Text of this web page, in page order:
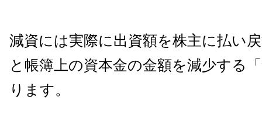
減資には実際に出資額を株主に払い
と帳簿上の資本金の金額を減少する
ります。